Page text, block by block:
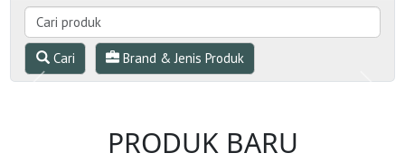
Cari Brand & Jenis Produk
PRODUK BARU